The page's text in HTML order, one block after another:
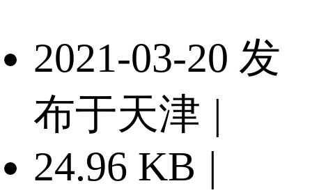
2021-03-20 发
布于天津 |
24.96 KB |